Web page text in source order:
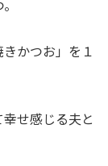
かつお」を１
せ感じる夫と